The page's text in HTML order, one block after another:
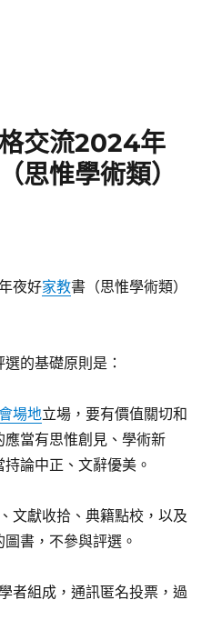
交流2024年
思惟學術類）
夜好家教書（思惟學術類）
的基礎原則是：
場地立場，要有價值關切和
當有思惟創見、學術新
論中正、文辭優美。
文獻收拾、典籍點校，以及
書，不參與評選。
者組成，通訊匿名投票，過